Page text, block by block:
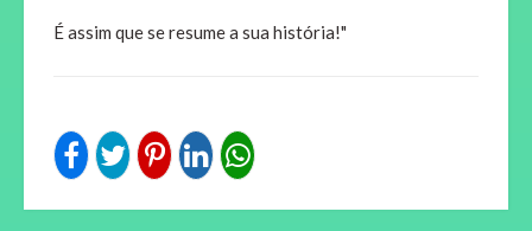
É assim que se resume a sua história!"